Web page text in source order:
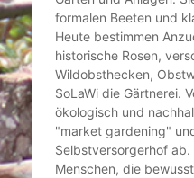
formalen Beeten und
Heute bestimmen
historische Rosen,
Wildobsthecken,
SoLaWi die Gärtnerei.
ökologisch und
"market gardening"
Selbstversorgerhof
Menschen, die